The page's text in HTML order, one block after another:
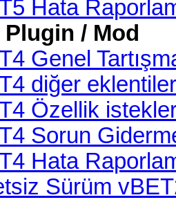
Hata
/ Mod
Genel
diğer
Özellik
Sorun
Hata
Sürüm